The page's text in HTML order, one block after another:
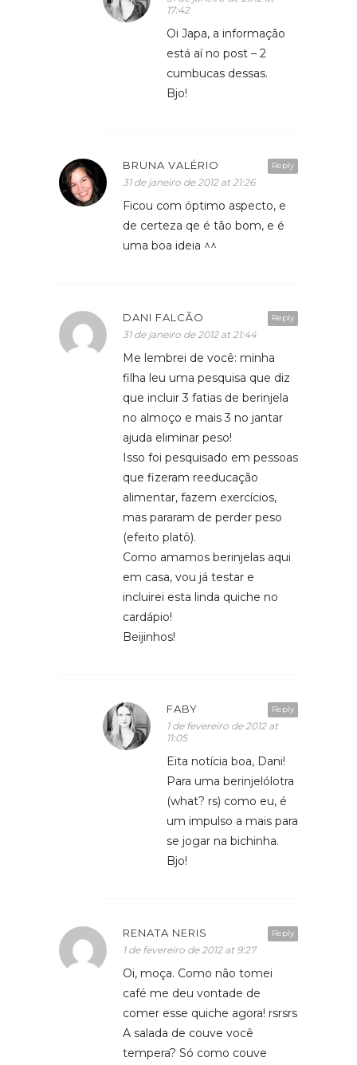
17:42
Oi Japa, a informação
está aí no post – 2
cumbucas dessas.
Bjo!
Reply
BRUNA VALÉRIO
31 de janeiro de 2012 at 21:26
Ficou com óptimo aspecto, e
de certeza qe é tão bom, e é
uma boa ideia ^^
Reply
DANI FALCÃO
31 de janeiro de 2012 at 21:44
Me lembrei de você: minha
filha leu uma pesquisa que diz
que incluir 3 fatias de berinjela
no almoço e mais 3 no jantar
ajuda eliminar peso!
Isso foi pesquisado em pessoas
que fizeram reeducação
alimentar, fazem exercícios,
mas pararam de perder peso
(efeito platô).
Como amamos berinjelas aqui
em casa, vou já testar e
incluirei esta linda quiche no
cardápio!
Beijinhos!
Reply
FABY
1 de fevereiro de 2012 at
11:05
Eita notícia boa, Dani!
Para uma berinjelólotra
(what? rs) como eu, é
um impulso a mais para
se jogar na bichinha.
Bjo!
Reply
RENATA NERIS
1 de fevereiro de 2012 at 9:27
Oi, moça. Como não tomei
café me deu vontade de
comer esse quiche agora! rsrsrs
A salada de couve você
tempera? Só como couve